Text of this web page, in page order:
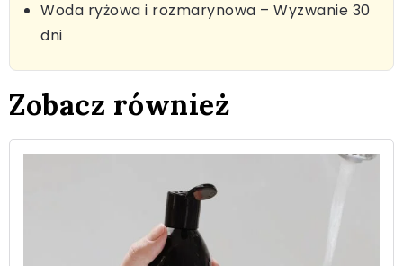
Woda ryżowa i rozmarynowa – Wyzwanie 30
dni
Zobacz również